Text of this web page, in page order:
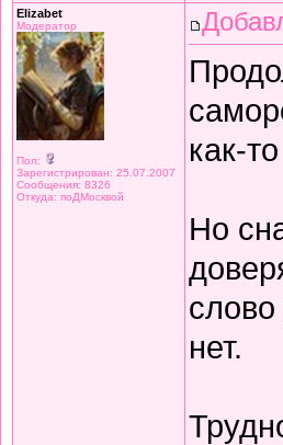
Elizabet
Модератор
Пол:
Зарегистрирован: 25.07.2007
Сообщения: 8326
Откуда: поДМосквой
как-
Но
нет.